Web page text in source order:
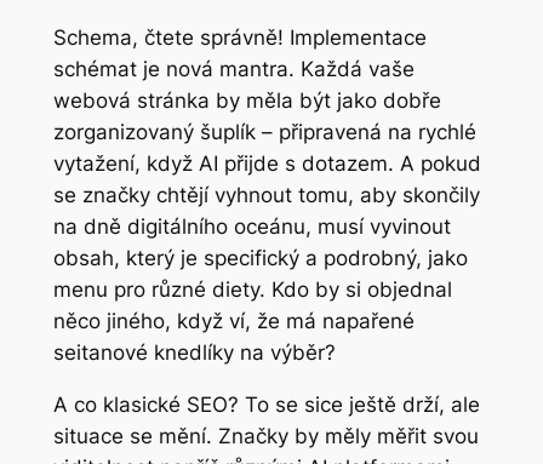
Schema, čtete správně! Implementace
schémat je nová mantra. Každá vaše
webová stránka by měla být jako dobře
zorganizovaný šuplík – připravená na rychlé
vytažení, když AI přijde s dotazem. A pokud
se značky chtějí vyhnout tomu, aby skončily
na dně digitálního oceánu, musí vyvinout
obsah, který je specifický a podrobný, jako
menu pro různé diety. Kdo by si objednal
něco jiného, když ví, že má napařené
seitanové knedlíky na výběr?
A co klasické SEO? To se sice ještě drží, ale
situace se mění. Značky by měly měřit svou